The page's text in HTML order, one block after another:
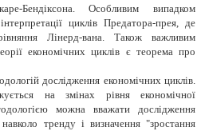
Бендіксона. Особливим випадком
циклів Предатора-прея, де
Лінерд-вана. Також важливим
економічних циклів є теорема про
дослідження економічних циклів.
на змінах рівня економічної
можна вважати дослідження
тренду і визначення "зростання